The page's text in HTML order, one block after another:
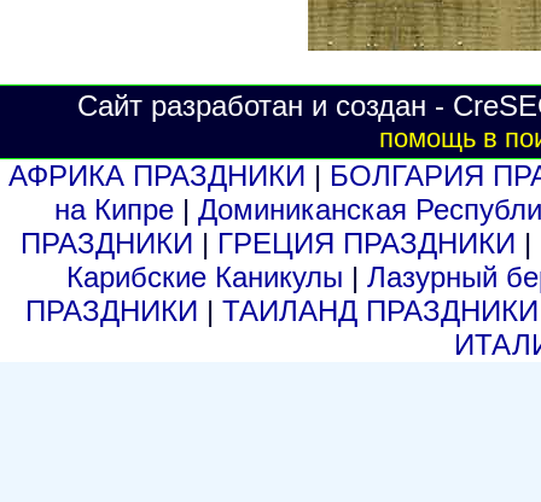
Сайт разработан и создан -
помощь в
АФРИКА ПРАЗДНИКИ | БОЛГАРИЯ
на Кипре |Доминиканская
ПРАЗДНИКИ | ГРЕЦИЯ ПРАЗДНИКИ |
Карибские Каникулы |Лазурный
ПРАЗДНИКИ |ТАИЛАНД